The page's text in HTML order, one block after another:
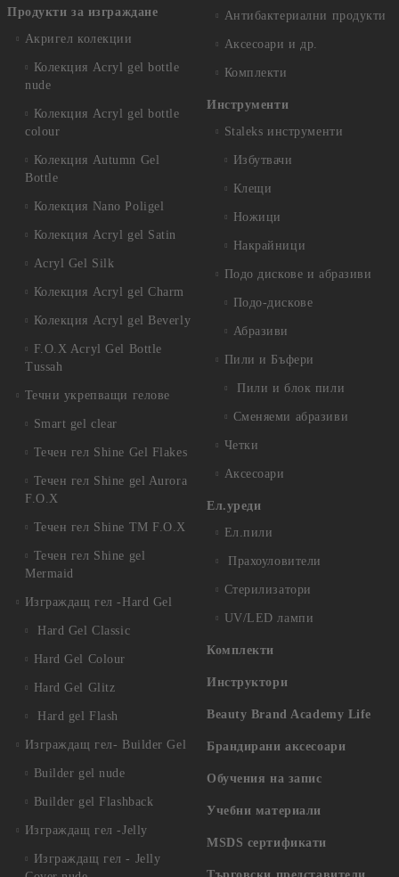
Продукти за изграждане
Акригел колекции
Колекция Acryl gel bottle
nude
Колекция Acryl gel bottle
colour
Колекция Autumn Gel
Bottle
Колекция Nano Poligel
Колекция Acryl gel Satin
Acryl Gel Silk
Колекция Acryl gel Charm
Колекция Acryl gel Beverly
F.O.X Acryl Gel Bottle
Tussah
Течни укрепващи гелове
Smart gel clear
Течен гел Shine Gel Flakes
Течен гел Shine gel Aurora
F.O.X
Течен гел Shine TM F.O.X
Течен гел Shine gel
Mermaid
Изграждащ гел -Hard Gel
Hard Gel Classic
Hard Gel Colour
Hard Gel Glitz
Hard gel Flash
Изграждащ гел- Builder Gel
Builder gel nude
Builder gel Flashback
Изграждащ гел -Jelly
Изграждащ гел - Jelly
Антибактериални продукти
Аксесоари и др.
Комплекти
Инструменти
Staleks инструменти
Избутвачи
Клещи
Ножици
Накрайници
Подо дискове и абразиви
Подо-дискове
Абразиви
Пили и Бъфери
Пили и блок пили
Сменяеми абразиви
Четки
Аксесоари
Ел.уреди
Ел.пили
Прахоуловители
Стерилизатори
UV/LED лампи
Комплекти
Инструктори
Beauty Brand Academy Life
Брандирани аксесоари
Обучения на запис
Учебни материали
MSDS сертификати